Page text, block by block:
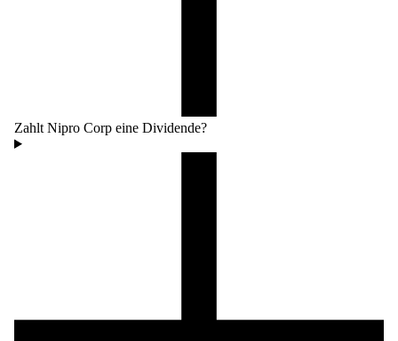
Zahlt Nipro Corp eine Dividende?